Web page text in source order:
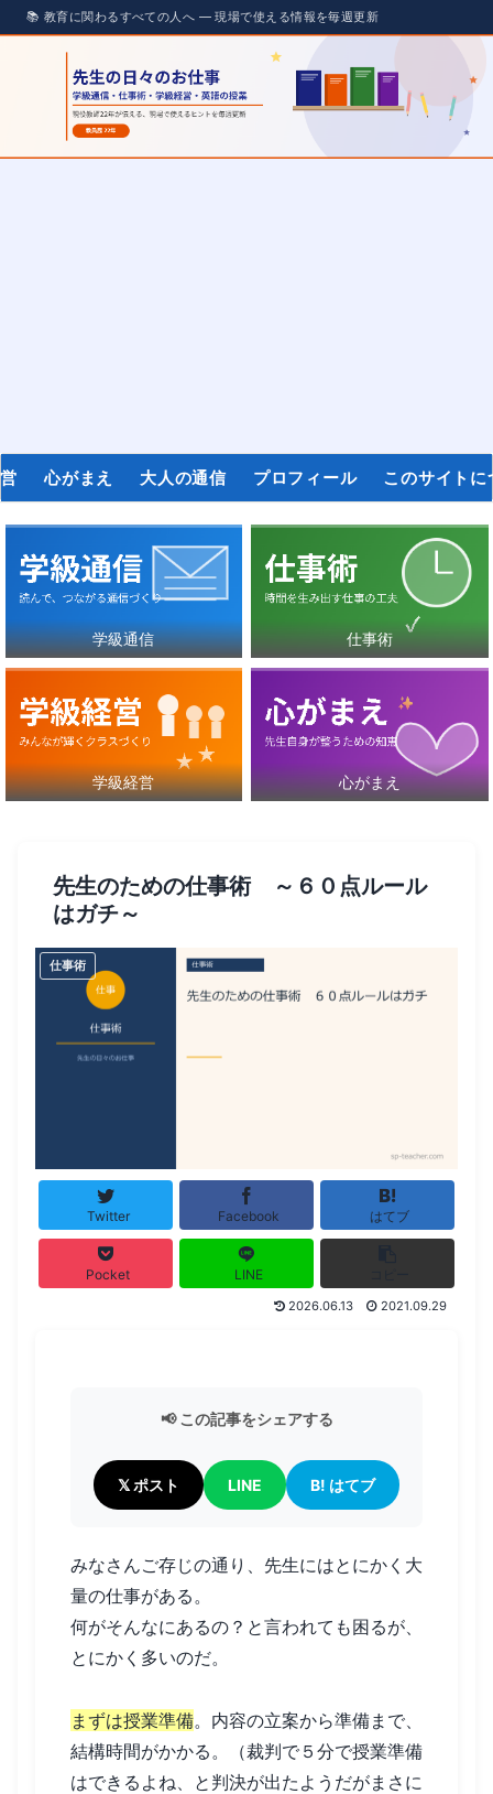
心がまえ 大人の通信 プロフィール このサイトに
学級通信 仕事術
学級経営 心がまえ
先生のための仕事術 ～６０点ルール
はガチ～
仕事術
Twitter Facebook はてブ
Pocket LINE
2026.06.13 2021.09.29
📢 この記事をシェアする
𝕏 ポスト LINE B! はてブ
みなさんご存じの通り、先生にはとにかく大
量の仕事がある。
何がそんなにあるの？と言われても困るが、
とにかく多いのだ。
まずは授業準備。内容の立案から準備まで、
結構時間がかかる。（裁判で５分で授業準備
はできるよね、と判決が出たようだがまさに